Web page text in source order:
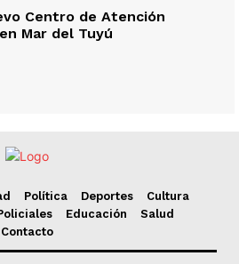
Centro de Atención
Mar del Tuyú
Política Deportes
Cultura
Educación
Salud
Contacto